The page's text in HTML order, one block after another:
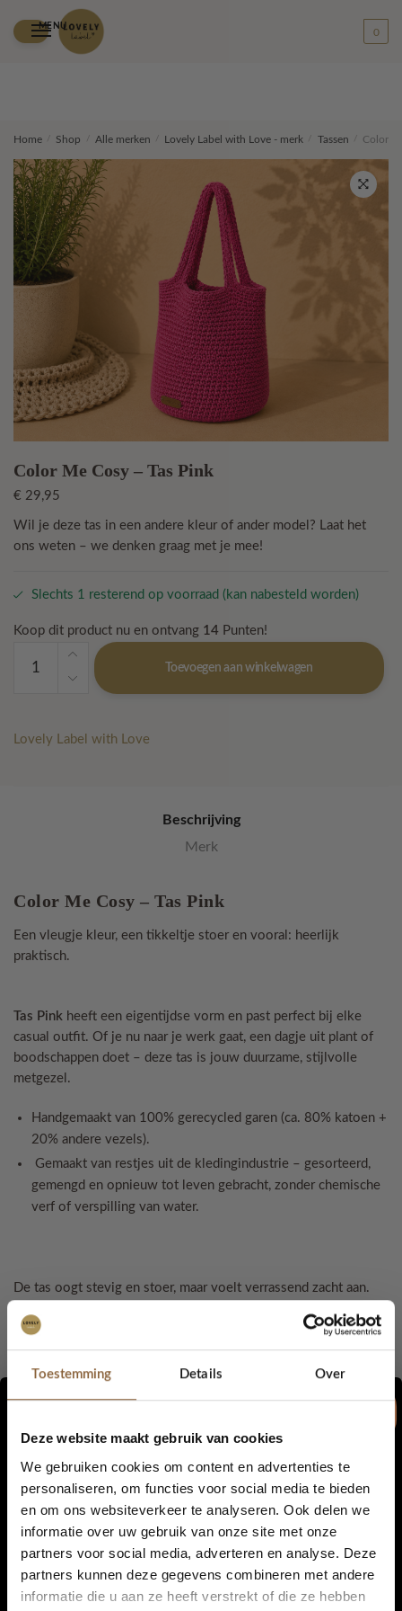
Toestemming Details Over
Deze website maakt gebruik van cookies
We gebruiken cookies om content en advertenties te
personaliseren, om functies voor social media te bieden
en om ons websiteverkeer te analyseren. Ook delen we
informatie over uw gebruik van onze site met onze
partners voor social media, adverteren en analyse. Deze
partners kunnen deze gegevens combineren met andere
informatie die u aan ze heeft verstrekt of die ze hebben
navigation
content
MENU
0
Home Shop Alle merken Lovely Label with Love - merk / Tassen / Color
Color Me Cosy – Tas Pink
€ 29,95
Wil je deze tas in een andere kleur of ander model? Laat het
ons weten – we denken graag met je mee!
Slechts 1 resterend op voorraad (kan nabesteld worden)
Koop dit product nu en ontvang 14 Punten!
Tas
Toevoegen aan winkelwagen
Lovely Label with Love
Beschrijving
Merk
Color Me Cosy – Tas Pink
Een vleugje kleur, een tikkeltje stoer en vooral: heerlijk
praktisch.
Tas Pink heeft een eigentijdse vorm en past perfect bij elke
casual outfit. Of je nu naar je werk gaat, een dagje uit plant of
boodschappen doet – deze tas is jouw duurzame, stijlvolle
metgezel.
Handgemaakt van 100% gerecycled garen (ca. 80% katoen +
20% andere vezels).
Gemaakt van restjes uit de kledingindustrie – gesorteerd,
gemengd en opnieuw tot leven gebracht, zonder chemische
verf of verspilling van water.
De tas oogt stevig en stoer, maar voelt verrassend zacht aan.
kleur.
Afmetingen:
• Bodem: 13 cm
• Hengsels: comfortabel op de schouder
Wasadvies: koud of lauw wassen – het materiaal kan iets
krimpen bij hoge temperaturen.
Wil je deze tas in een andere kleur of ander model? Laat het
5% korting...